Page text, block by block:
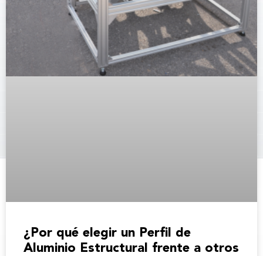
¿Por qué elegir un Perfil de
Aluminio Estructural frente a otros